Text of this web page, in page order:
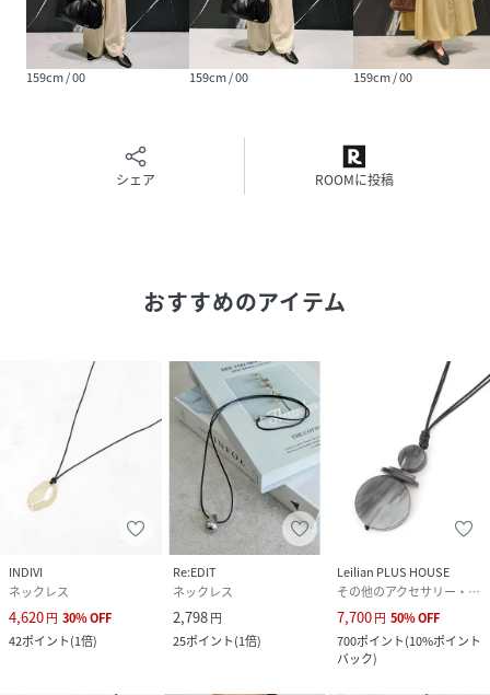
159cm / 00 159cm / 00 159cm / 00
シェア ROOMに投稿
おすすめのアイテム
INDIVI
ネックレス
4,620円 30%OFF
42ポイント(1倍)
Re:EDIT
ネックレス
2,798円
25ポイント(1倍)
Leilian PLUS HOUSE
その他のアクセサリー・腕時計
7,700円 50%OFF
700ポイント(10%ポイント
バック)